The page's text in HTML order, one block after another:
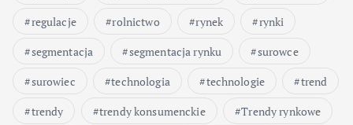
regulacje
rolnictwo rynek
rynki
segmentacja
segmentacja rynku
surowce
surowiec
technologia technologie
trend
trendy
trendy konsumenckie
Trendy rynkowe